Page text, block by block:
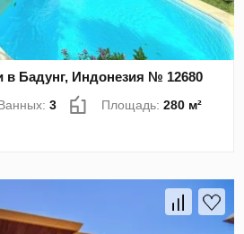
в Бадунг, Индонезия № 12680
3 Площадь:280 м²